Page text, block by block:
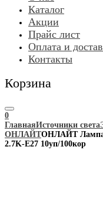
Каталог
Акции
Прайс лист
Оплата и
Контакты
Корзина
0
ГлавнаяИсточники света
ОНЛАЙТОНЛАЙТ Лампа
2.7K-E27 10уп/100кор